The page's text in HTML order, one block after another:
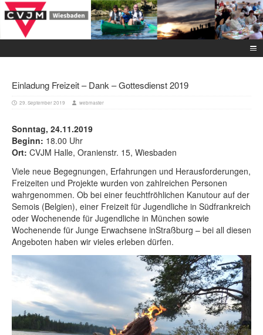
Einladung Freizeit – Dank – Gottesdienst 2019
29. September 2019 webmaster
Sonntag, 24.11.2019
Beginn: 18.00 Uhr
Ort: CVJM Halle, Oranienstr. 15, Wiesbaden
Viele neue Begegnungen, Erfahrungen und Herausforderungen,
Freizeiten und Projekte wurden von zahlreichen Personen
wahrgenommen. Ob bei einer feuchtfröhlichen Kanutour auf der
Semois (Belgien), einer Freizeit für Jugendliche in Südfrankreich
oder Wochenende für Jugendliche in München sowie
Wochenende für Junge Erwachsene inStraßburg – bei all diesen
Angeboten haben wir vieles erleben dürfen.